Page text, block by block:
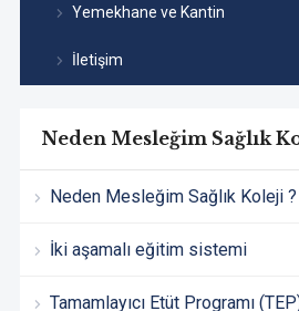
Yemekhane ve Kantin
İletişim
Neden Mesleğim Sağlık
Neden Mesleğim Sağlık Koleji ?
İki aşamalı eğitim sistemi
Tamamlayıcı Etüt Programı